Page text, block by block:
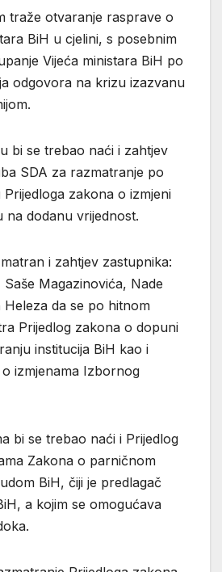
traže otvaranje rasprave o
BiH u cjelini, s posebnim
Vijeća ministara BiH po
odgovora na krizu izazvanu
bi se trebao naći i zahtjev
SDA za razmatranje po
zakona o izmjeni
na dodanu vrijednost.
i zahtjev zastupnika:
Magazinovića, Nade
Heleza da se po hitnom
Prijedlog zakona o dopuni
institucija BiH kao i
izmjenama Izbornog
bi se trebao naći i Prijedlog
Zakona o parničnom
BiH, čiji je predlagač
a kojim se omogućava